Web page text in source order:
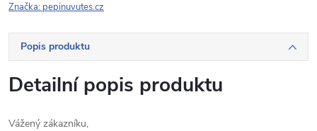
Značka: pepinuvutes.cz
Popis produktu
Detailní popis produktu
Vážený zákazníku,